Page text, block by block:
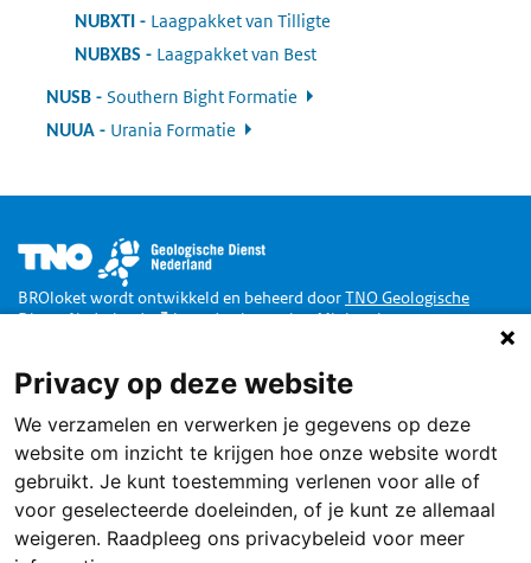
NUBXTI Laagpakket van Tilligte
NUBXBS Laagpakket van Best
NUSB Southern Bight Formatie
NUUA Urania Formatie
Afbeelding
BROloket wordt ontwikkeld en beheerd doorTNO Geologische
Dienst Nederland
in opdracht van hetMinisterie van
Doe mee
Dankzij de Wet Basisregistratie Ondergrond zijn alle publieke
gegevens van de Nederlandse ondergrond toegankelijk via een loket,
het BROloket.
Ook jij kunt daarbij helpen
Service
Privacy op deze website
We verzamelen en verwerken je gegevens op deze
website om inzicht te krijgen hoe onze website wordt
gebruikt. Je kunt toestemming verlenen voor alle of
voor geselecteerde doeleinden, of je kunt ze allemaal
weigeren. Raadpleeg ons privacybeleid voor meer